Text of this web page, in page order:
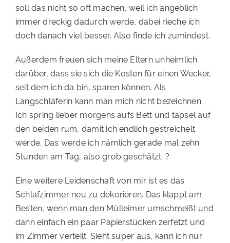
soll das nicht so oft machen, weil ich angeblich
immer dreckig dadurch werde, dabei rieche ich
doch danach viel besser. Also finde ich zumindest.
Außerdem freuen sich meine Eltern unheimlich
darüber, dass sie sich die Kosten für einen Wecker,
seit dem ich da bin, sparen können. Als
Langschläferin kann man mich nicht bezeichnen.
Ich spring lieber morgens aufs Bett und tapsel auf
den beiden rum, damit ich endlich gestreichelt
werde. Das werde ich nämlich gerade mal zehn
Stunden am Tag, also grob geschätzt. ?
Eine weitere Leidenschaft von mir ist es das
Schlafzimmer neu zu dekorieren. Das klappt am
Besten, wenn man den Mülleimer umschmeißt und
dann einfach ein paar Papierstücken zerfetzt und
im Zimmer verteilt. Sieht super aus, kann ich nur